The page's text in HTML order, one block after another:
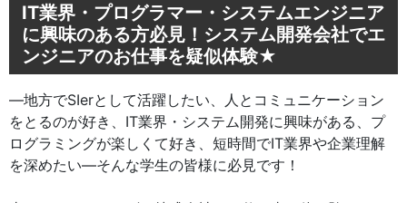
IT業界・プログラマー・システムエンジニア
に興味のある方必見！システム開発会社でエ
ンジニアのお仕事を疑似体験★
―地方でSIerとして活躍したい、人とコミュニケーション
をとるのが好き、IT業界・システム開発に興味がある、プ
ログラミングが楽しくて好き、短時間でIT業界や企業理解
を深めたい―そんな学生の皆様に必見です！